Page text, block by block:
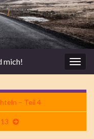
mich!
– Teil 4